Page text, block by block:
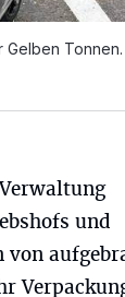
Gelben Tonnen.
und
von